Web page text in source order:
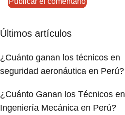
Últimos artículos
¿Cuánto ganan los técnicos en
seguridad aeronáutica en Perú?
¿Cuánto Ganan los Técnicos en
Ingeniería Mecánica en Perú?